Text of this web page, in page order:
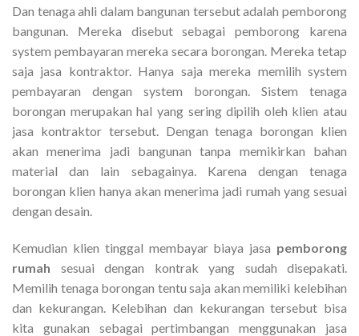
Dan tenaga ahli dalam bangunan tersebut adalah pemborong
bangunan. Mereka disebut sebagai pemborong karena
system pembayaran mereka secara borongan. Mereka tetap
saja jasa kontraktor. Hanya saja mereka memilih system
pembayaran dengan system borongan. Sistem tenaga
borongan merupakan hal yang sering dipilih oleh klien atau
jasa kontraktor tersebut. Dengan tenaga borongan klien
akan menerima jadi bangunan tanpa memikirkan bahan
material dan lain sebagainya. Karena dengan tenaga
borongan klien hanya akan menerima jadi rumah yang sesuai
dengan desain.
Kemudian klien tinggal membayar biaya jasa pemborong
rumah sesuai dengan kontrak yang sudah disepakati.
Memilih tenaga borongan tentu saja akan memiliki kelebihan
dan kekurangan. Kelebihan dan kekurangan tersebut bisa
kita gunakan sebagai pertimbangan menggunakan jasa